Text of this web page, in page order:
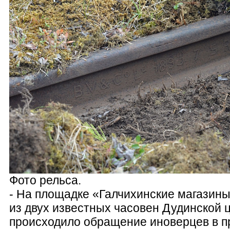
Фото рельса.
- На площадке «Галчихинские
из двух известных часовен Дудинской
происходило обращение иноверцев в